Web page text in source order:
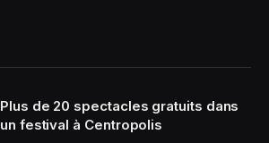
Plus de 20 spectacles gratuits dans
un festival à Centropolis